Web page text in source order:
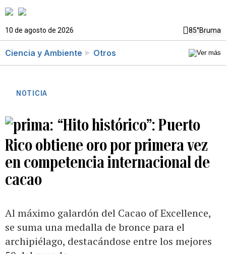
10 de agosto de 2026 85°Bruma
Ciencia y Ambiente Otros
NOTICIA
“Hito histórico”: Puerto
Rico obtiene oro por primera vez
en competencia internacional de
cacao
Al máximo galardón del Cacao of Excellence,
se suma una medalla de bronce para el
archipiélago, destacándose entre los mejores